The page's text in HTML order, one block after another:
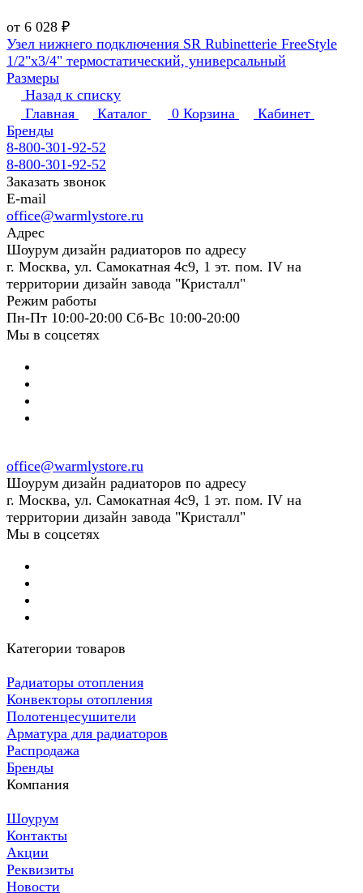
от 6 028 ₽
Узел нижнего подключения SR Rubinetterie FreeStyle
1/2"х3/4" термостатический, универсальный
Размеры
Назад к списку
Главная
Каталог 0 Корзина
Кабинет
Бренды
8-800-301-92-52
8-800-301-92-52
Заказать звонок
E-mail
office@warmlystore.ru
Адрес
Шоурум дизайн радиаторов по адресу
г. Москва, ул. Самокатная 4с9, 1 эт. пом. IV на
территории дизайн завода "Кристалл"
Режим работы
Пн-Пт 10:00-20:00 Сб-Вс 10:00-20:00
Мы в соцсетях
office@warmlystore.ru
Шоурум дизайн радиаторов по адресу
г. Москва, ул. Самокатная 4с9, 1 эт. пом. IV на
территории дизайн завода "Кристалл"
Мы в соцсетях
Категории товаров
Радиаторы отопления
Конвекторы отопления
Полотенцесушители
Арматура для радиаторов
Распродажа
Бренды
Компания
Шоурум
Контакты
Акции
Реквизиты
Новости